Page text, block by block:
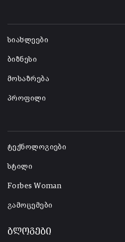
სიახლეები
ბიზნესი
მოსაზრება
პროფილი
ტექნოლოგიები
სტილი
Forbes Woman
გამოცემები
ბლოგები